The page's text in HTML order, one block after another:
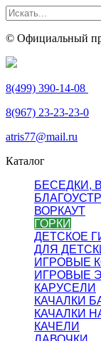
© Официальный
8(499) 390-14-08
8(967) 23-23-23-0
atris77@mail.ru
Каталог
БЕСЕДКИ,
ВОРКАУТ
ГОРКИ
ДЕТСКОЕ
ДЛЯ
ИГРОВЫЕ
ИГРОВЫЕ
КАРУСЕЛИ
КАЧАЛКИ
КАЧАЛКИ
КАЧЕЛИ